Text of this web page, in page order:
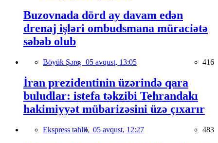
Buzovnada dörd ay davam edən
drenaj işləri ombudsmana müraciətə
səbəb olub
Böyük Şərq, 05 avqust, 13:05 416
İran prezidentinin üzərində qara
buludlar: istefa təkzibi Tehrandakı
hakimiyyət mübarizəsini üzə çıxarır
Ekspress təhlil, 05 avqust, 12:27 483